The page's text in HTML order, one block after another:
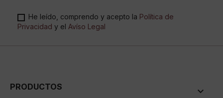
He leído, comprendo y acepto la Política de
Privacidad y el Avíso Legal
PRODUCTOS 